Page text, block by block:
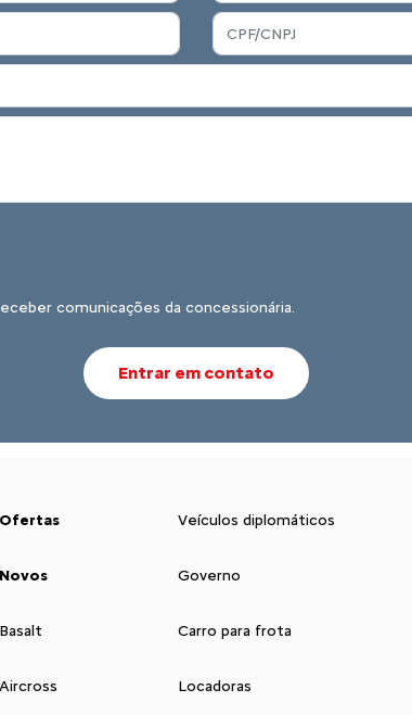
comunicações da concessionária.
Entrar em contato
Ofertas
Novos
Basalt
Aircross
Veículos diplomáticos
Governo
Carro para frota
Locadoras